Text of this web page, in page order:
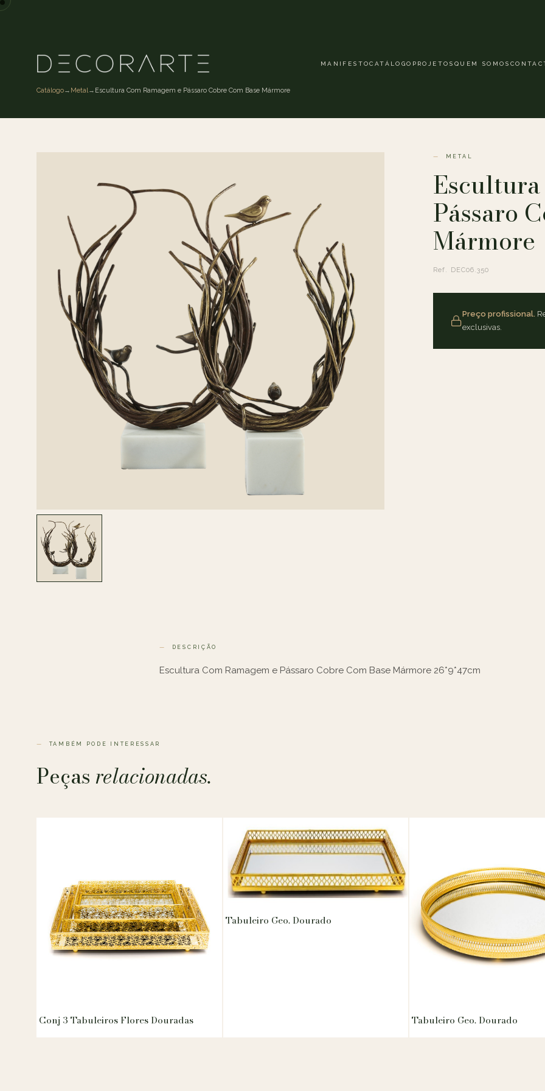
MANIFESTOCATÁLOGO PROJETOS QUEM SOMOS
Catálogo→ Metal→ Escultura Com Ramagem e Pássaro Cobre Com Base Mármore
METAL
Pássaro
Mármore
Ref. DEC06.350
Preço profissional.
exclusivas.
DESCRIÇÃO
Escultura Com Ramagem e Pássaro Cobre Com Base Mármore 26*9*47cm
TAMBÉM PODE INTERESSAR
Peçasrelacionadas.
Conj 3 Tabuleiros Flores Douradas
Tabuleiro Geo. Dourado
Tabuleiro Geo. Dourado